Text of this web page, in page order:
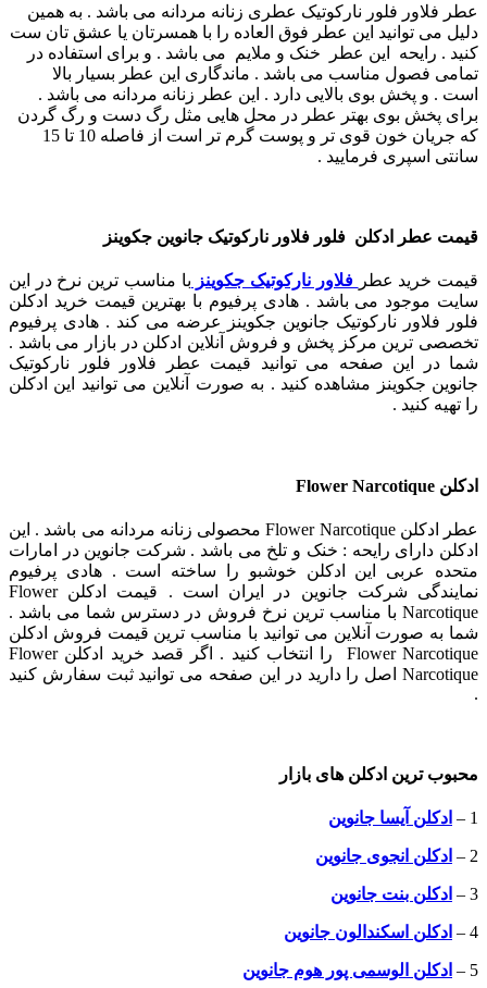
عطر فلاور فلور نارکوتیک عطری زنانه مردانه می باشد . به همین
دلیل می توانید این عطر فوق العاده را با همسرتان یا عشق تان ست
کنید . رایحه این عطر خنک و ملایم می باشد . و برای استفاده در
تمامی فصول مناسب می باشد . ماندگاری این عطر بسیار بالا
است . و پخش بوی بالایی دارد . این عطر زنانه مردانه می باشد .
برای پخش بوی بهتر عطر در محل هایی مثل رگ دست و رگ گردن
که جریان خون قوی تر و پوست گرم تر است از فاصله 10 تا 15
سانتی اسپری فرمایید .
قیمت عطر ادکلن فلور فلاور نارکوتیک جانوین جکوینز
قیمت خرید عطر فلاور نارکوتیک جکوینز با مناسب ترین نرخ در این
سایت موجود می باشد . هادی پرفیوم با بهترین قیمت خرید ادکلن
فلور فلاور نارکوتیک جانوین جکوینز عرضه می کند . هادی پرفیوم
تخصصی ترین مرکز پخش و فروش آنلاین ادکلن در بازار می باشد .
شما در این صفحه می توانید قیمت عطر فلاور فلور نارکوتیک
جانوین جکوینز مشاهده کنید . به صورت آنلاین می توانید این ادکلن
را تهیه کنید .
ادکلن Flower Narcotique
عطر ادکلن Flower Narcotique محصولی زنانه مردانه می باشد . این
ادکلن دارای رایحه : خنک و تلخ می باشد . شرکت جانوین در امارات
متحده عربی این ادکلن خوشبو را ساخته است . هادی پرفیوم
نمایندگی شرکت جانوین در ایران است . قیمت ادکلن Flower
Narcotique با مناسب ترین نرخ فروش در دسترس شما می باشد .
شما به صورت آنلاین می توانید با مناسب ترین قیمت فروش ادکلن
Flower Narcotique را انتخاب کنید . اگر قصد خرید ادکلن Flower
Narcotique اصل را دارید در این صفحه می توانید ثبت سفارش کنید
.
محبوب ترین ادکلن های بازار
1 – ادکلن آیسا جانوین
2 – ادکلن انجوی جانوین
3 – ادکلن بنت جانوین
4 – ادکلن اسکندالون جانوین
5 – ادکلن الوسمی پور هوم جانوین